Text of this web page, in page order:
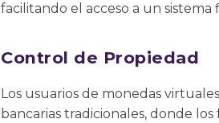
facilitando el acceso a un sistema
Control de Propiedad
Los usuarios de monedas
bancarias tradicionales, donde